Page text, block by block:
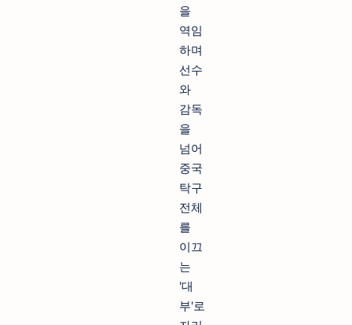
을
역임
하며
선수
와
감독
을
넘어
중국
탁구
전체
를
이끄
는
'대
부'로